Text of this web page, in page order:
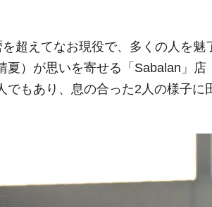
超えてなお現役で、多くの人を魅
夏）が思いを寄せる「Sabalan」店
でもあり、息の合った2人の様子に